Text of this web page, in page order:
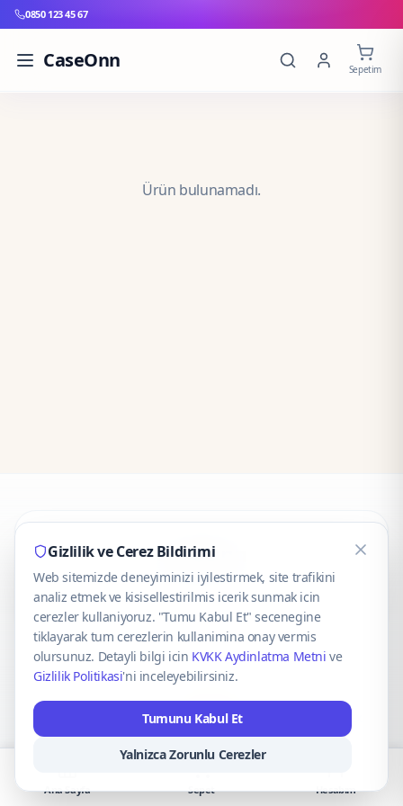
0850 123 45 67
CaseOnn Sepetim
Ürün bulunamadı.
CaseOnn
© 2025 CaseOnn. Tüm hakları saklıdır.
VISA Mastercard
Gizlilik ve Cerez Bildirimi
Web sitemizde deneyiminizi iyilestirmek, site trafikini
analiz etmek ve kisisellestirilmis icerik sunmak icin
cerezler kullaniyoruz. "Tumu Kabul Et" secenegine
tiklayarak tum cerezlerin kullanimina onay vermis
olursunuz. Detayli bilgi icin KVKK Aydinlatma Metni ve
Gizlilik Politikasi'ni inceleyebilirsiniz.
Tumunu Kabul Et
Yalnizca Zorunlu Cerezler
Ana Sayfa Sepet Hesabım